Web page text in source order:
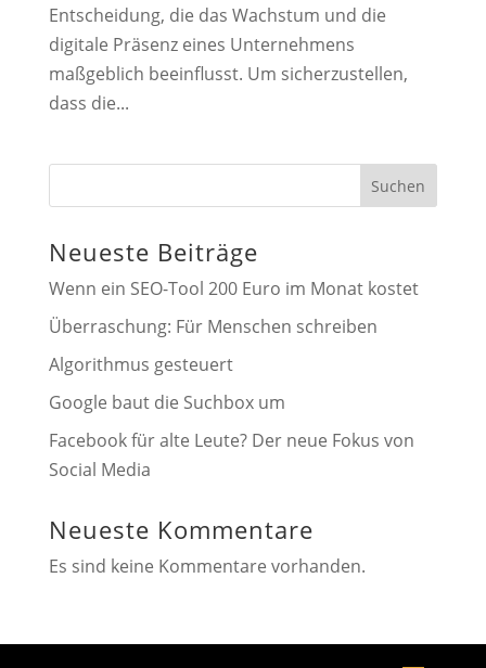
Entscheidung, die das Wachstum und die
digitale Präsenz eines Unternehmens
maßgeblich beeinflusst. Um sicherzustellen,
dass die...
Suchen
Neueste Beiträge
Wenn ein SEO-Tool 200 Euro im Monat kostet
Überraschung: Für Menschen schreiben
Algorithmus gesteuert
Google baut die Suchbox um
Facebook für alte Leute? Der neue Fokus von
Social Media
Neueste Kommentare
Es sind keine Kommentare vorhanden.